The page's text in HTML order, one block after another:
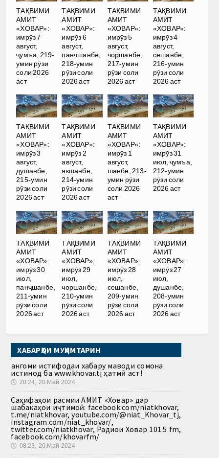
ТАҚВИМИ
АМИТ
«ХОВАР»:
имрӯз 7
август,
ҷумъа, 219-
умин рӯзи
соли 2026
аст
ТАҚВИМИ
АМИТ
«ХОВАР»:
имрӯз 6
август,
панҷшанбе,
218-умин
рӯзи соли
2026 аст
ТАҚВИМИ
АМИТ
«ХОВАР»:
имрӯз 5
август,
чоршанбе,
217-умин
рӯзи соли
2026 аст
ТАҚВИМИ
АМИТ
«ХОВАР»:
имрӯз 4
август,
сешанбе,
216-умин
рӯзи соли
2026 аст
ТАҚВИМИ
АМИТ
«ХОВАР»:
имрӯз 3
август,
душанбе,
215-умин
рӯзи соли
2026 аст
ТАҚВИМИ
АМИТ
«ХОВАР»:
имрӯз 2
август,
якшанбе,
214-умин
рӯзи соли
2026 аст
ТАҚВИМИ
АМИТ
«ХОВАР»:
имрӯз 1
август,
шанбе, 213-
умин рӯзи
соли 2026
аст
ТАҚВИМИ
АМИТ
«ХОВАР»:
имрӯз 31
июл, ҷумъа,
212-умин
рӯзи соли
2026 аст
ТАҚВИМИ
АМИТ
«ХОВАР»:
имрӯз 30
июл,
панҷшанбе,
211-умин
рӯзи соли
2026 аст
ТАҚВИМИ
АМИТ
«ХОВАР»:
имрӯз 29
июл,
чоршанбе,
210-умин
рӯзи соли
2026 аст
ТАҚВИМИ
АМИТ
«ХОВАР»:
имрӯз 28
июл,
сешанбе,
209-умин
рӯзи соли
2026 аст
ТАҚВИМИ
АМИТ
«ХОВАР»:
имрӯз 27
июл,
душанбе,
208-умин
рӯзи соли
2026 аст
ХАБАРҲОИ МУҲИМТАРИН
Ҳангоми истифодаи хабару маводи сомона
истинод ба www.khovar.tj ҳатмӣ аст!
🕔 20:24, 20.Май 2024
Саҳифаҳои расмии АМИТ «Ховар» дар
шабакаҳои иҷтимоӣ: facebook.com/niatkhovar,
t.me/niatkhovar, youtube.com/@niat_Khovar_tj,
instagram.com/niat_khovar/,
twitter.com/niatkhovar, Радиои Ховар 101.5 fm,
facebook.com/khovarfm/
🕔 08:23, 20.Май 2024